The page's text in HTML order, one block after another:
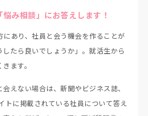
み相談」にお答えします！
にあり、社員と会う機会を作ることが
したら良いでしょうか」。就活生から
ます。
えない場合は、新聞やビジネス誌、
トに掲載されている社員について答え